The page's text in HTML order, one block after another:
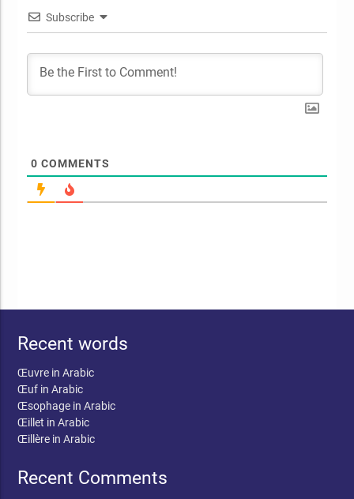
Subscribe
0 COMMENTS
Recent words
Œuvre in Arabic
Œuf in Arabic
Œsophage in Arabic
Œillet in Arabic
Œillère in Arabic
Recent Comments